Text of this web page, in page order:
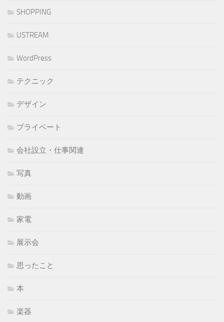
SHOPPING
USTREAM
WordPress
テクニック
デザイン
プライベート
会社設立・仕事関連
写真
動画
家電
展示会
思ったこと
本
楽器